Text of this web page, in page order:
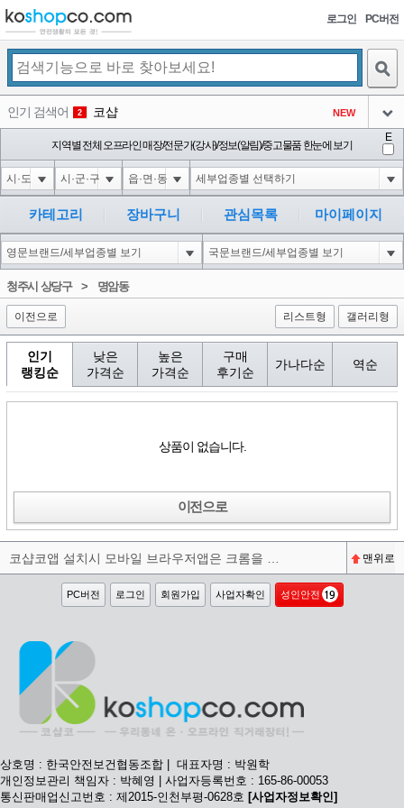
로그인 PC버전
인기 검색어 2 코샵 NEW
3 익스
아이콘
4 1-1; waitfor delay '0:0:15' --
아이콘
5 10"XOR(1*if(now()=sysdate(),sleep(15),0))XOR"Z
아이콘
1
6 1-1); waitfor delay '0:0:15' --
아이콘
1
1
지역별 전체 오프라인 매장/전문가(강사)/정보(알림)/중고물품 한눈에 보기
E
카테고리 장바구니 관심목록 마이페이지
청주시 상당구> 명암동
이전으로 리스트형 갤러리형
인기
랭킹순
낮은
가격순
높은
가격순
구매
후기순
가나다순 역순
상품이 없습니다.
이전으로
맨위로
PC버전 로그인 회원가입 사업자확인 성인안전
상호명 : 한국안전보건협동조합 | 대표자명 : 박원학
개인정보관리 책임자 : 박혜영 | 사업자등록번호 : 165-86-00053
통신판매업신고번호 : 제2015-인천부평-0628호 [사업자정보확인]